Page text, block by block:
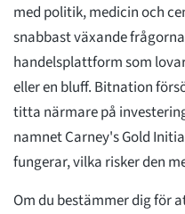
med politik, medicin och
snabbast växande
handelsplattform som
eller en bluff. Bitnation
titta närmare på
namnet Carney's Gold
fungerar, vilka risker den
Om du bestämmer dig för